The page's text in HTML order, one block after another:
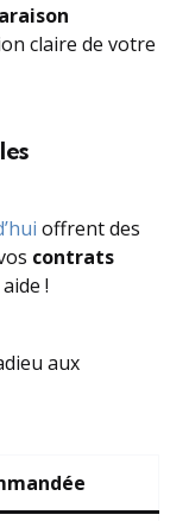
claire de votre
offrent des
contrats
!
aux